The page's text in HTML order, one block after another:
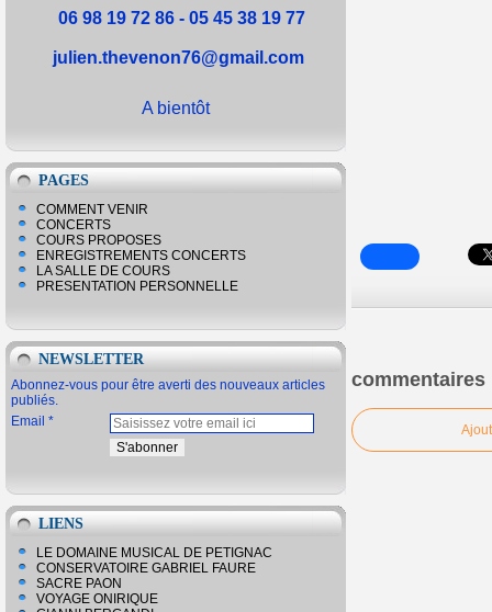
06 98 19 72 86 - 05 45 38 19 77
julien.thevenon76@gmail.com
A bientôt
PAGES
COMMENT VENIR
CONCERTS
COURS PROPOSES
ENREGISTREMENTS CONCERTS
LA SALLE DE COURS
PRESENTATION PERSONNELLE
NEWSLETTER
Abonnez-vous pour être averti des nouveaux articles
publiés.
Email
LIENS
LE DOMAINE MUSICAL DE PETIGNAC
CONSERVATOIRE GABRIEL FAURE
SACRE PAON
VOYAGE ONIRIQUE
commentaires